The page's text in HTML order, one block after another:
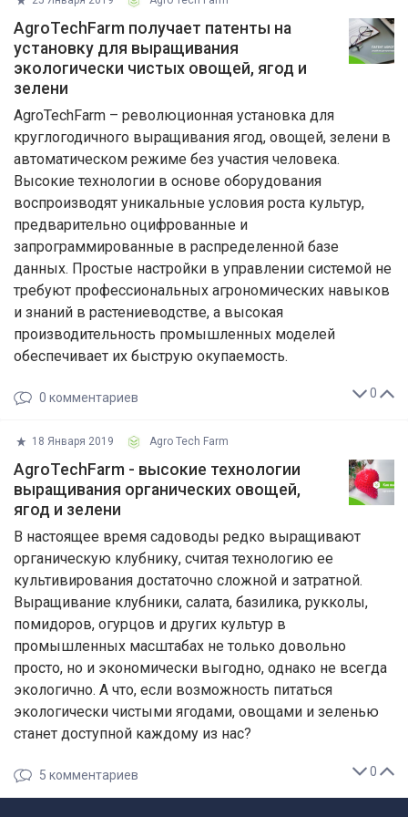
AgroTechFarm получает патенты на
установку для выращивания
экологически чистых овощей, ягод и
зелени
AgroTechFarm – революционная установка для
круглогодичного выращивания ягод, овощей, зелени в
автоматическом режиме без участия человека.
Высокие технологии в основе оборудования
воспроизводят уникальные условия роста культур,
предварительно оцифрованные и
запрограммированные в распределенной базе
данных. Простые настройки в управлении системой не
требуют профессиональных агрономических навыков
и знаний в растениеводстве, а высокая
производительность промышленных моделей
обеспечивает их быструю окупаемость.
0
0 комментариев
18 Января 2019 Agro Tech Farm
AgroTechFarm - высокие технологии
выращивания органических овощей,
ягод и зелени
В настоящее время садоводы редко выращивают
органическую клубнику, считая технологию ее
культивирования достаточно сложной и затратной.
Выращивание клубники, салата, базилика, рукколы,
помидоров, огурцов и других культур в
промышленных масштабах не только довольно
просто, но и экономически выгодно, однако не всегда
экологично. А что, если возможность питаться
экологически чистыми ягодами, овощами и зеленью
станет доступной каждому из нас?
0
5 комментариев